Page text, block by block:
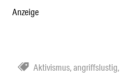
Anzeige
Aktivismus,angriffslustig,